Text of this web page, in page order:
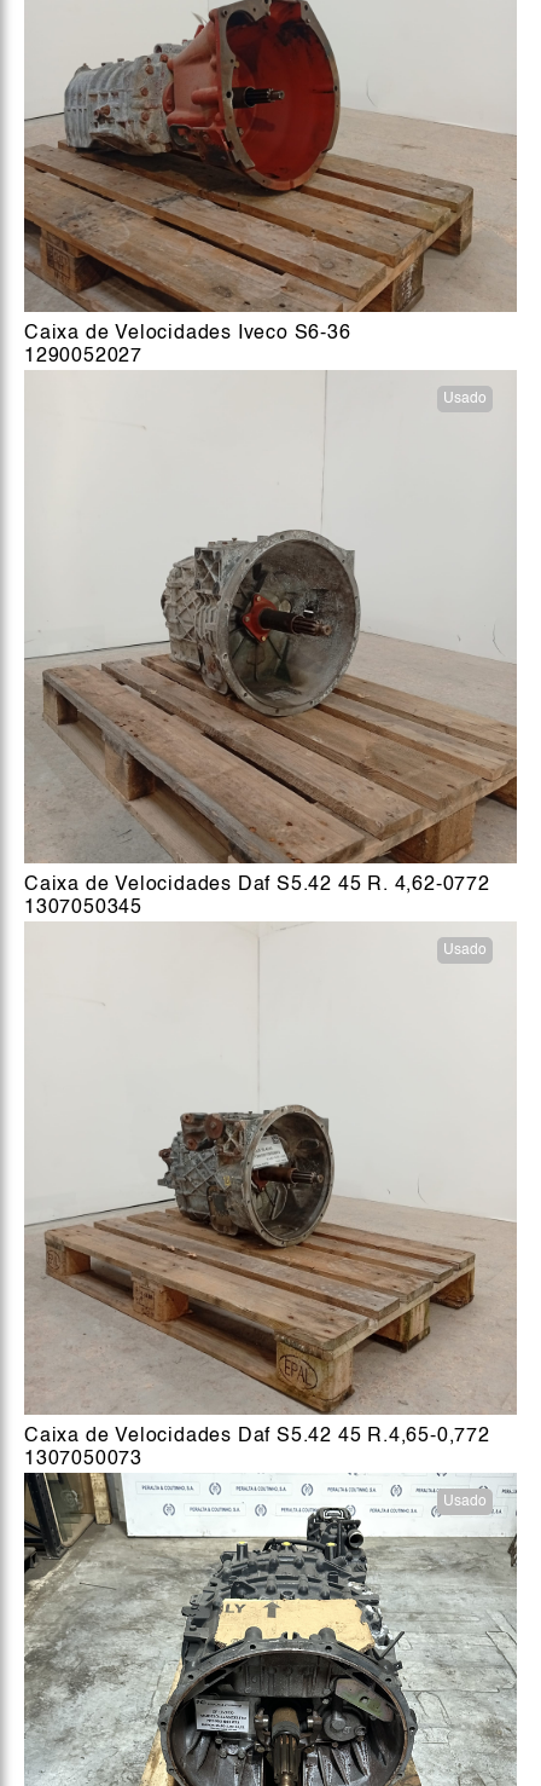
Caixa de Velocidades Iveco S6-36
1290052027
Usado
Caixa de Velocidades Daf S5.42 45 R. 4,62-0772
1307050345
Usado
Caixa de Velocidades Daf S5.42 45 R.4,65-0,772
1307050073
Usado